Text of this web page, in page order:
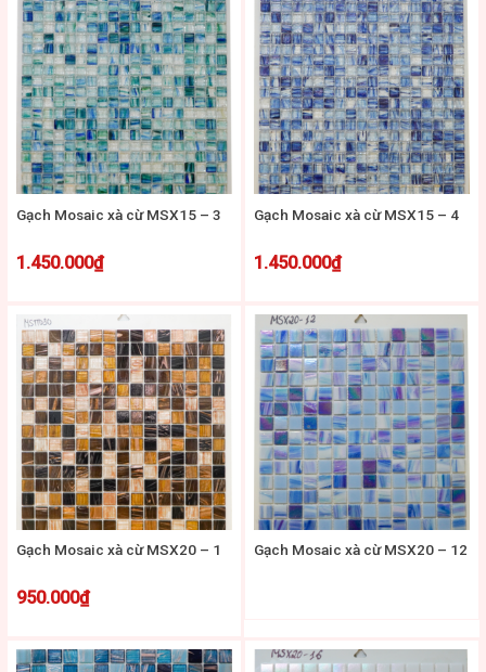
Gạch Mosaic xà cừ MSX15 – 3
1.450.000₫
Gạch Mosaic xà cừ MSX15 – 4
1.450.000₫
Gạch Mosaic xà cừ MSX20 – 1
950.000₫
Gạch Mosaic xà cừ MSX20 – 12